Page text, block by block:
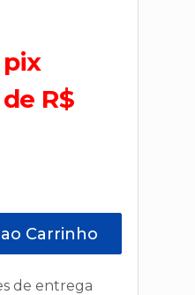
R$
Carrinho
de entrega